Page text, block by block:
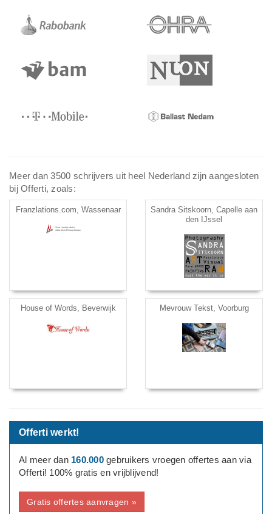
Meer dan 3500 schrijvers uit heel Nederland zijn aangesloten
bij Offerti, zoals:
Franzlations.com, Wassenaar
Sandra Sitskoorn, Capelle aan
den IJssel
House of Words, Beverwijk Mevrouw Tekst, Voorburg
Offerti werkt!
Al meer dan 160.000gebruikers vroegen offertes aan via
Offerti! 100% gratis en vrijblijvend!
Gratis offertes aanvragen »